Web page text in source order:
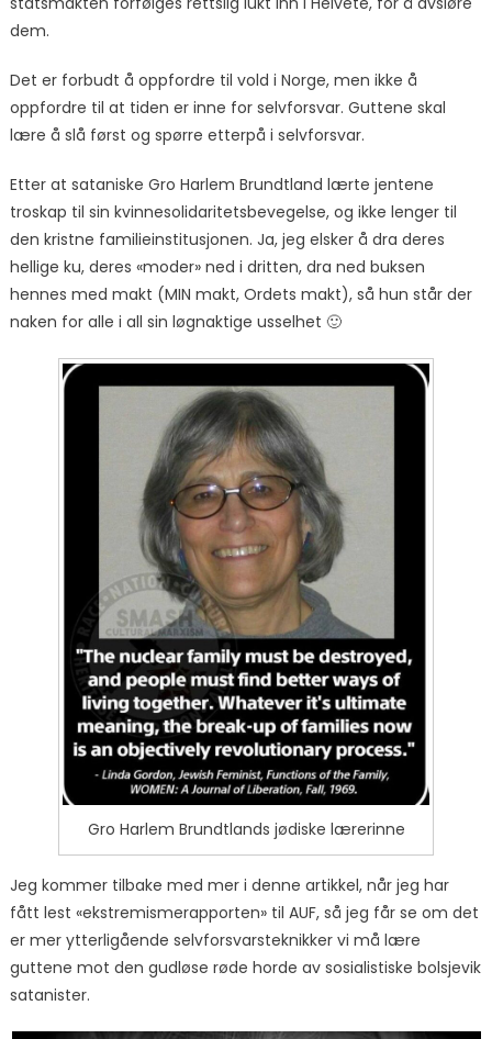
dem.
Det er forbudt å oppfordre til vold i Norge, men ikke å
oppfordre til at tiden er inne for selvforsvar. Guttene skal
lære å slå først og spørre etterpå i selvforsvar.
Etter at sataniske Gro Harlem Brundtland lærte jentene
troskap til sin kvinnesolidaritetsbevegelse, og ikke lenger til
den kristne familieinstitusjonen. Ja, jeg elsker å dra deres
hellige ku, deres «moder» ned i dritten, dra ned buksen
hennes med makt (MIN makt, Ordets makt), så hun står der
naken for alle i all sin løgnaktige usselhet 🙂
Gro Harlem Brundtlands jødiske lærerinne
Jeg kommer tilbake med mer i denne artikkel, når jeg har
fått lest «ekstremismerapporten» til AUF, så jeg får se om det
er mer ytterligående selvforsvarsteknikker vi må lære
guttene mot den gudløse røde horde av sosialistiske bolsjevik
satanister.